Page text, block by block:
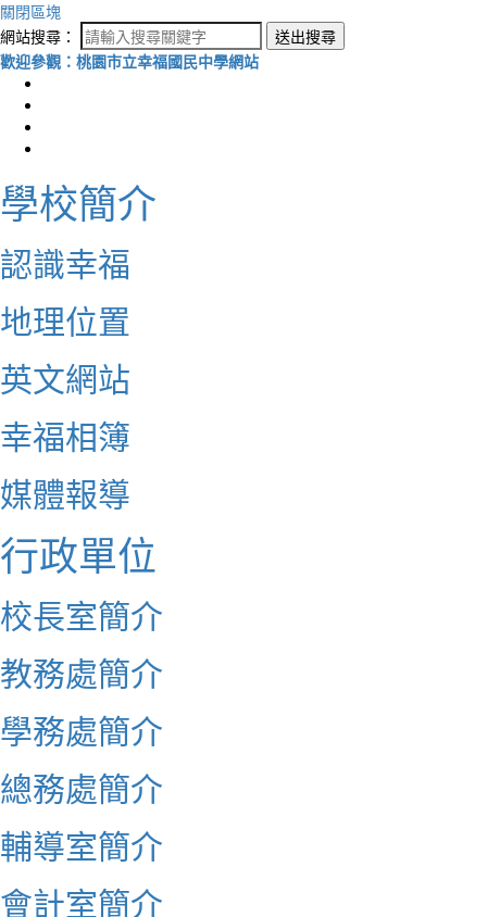
關閉區塊
網站搜尋：
送出搜尋
歡迎參觀：桃園市立幸福國民中學網站
學校簡介
認識幸福
地理位置
英文網站
幸福相簿
媒體報導
行政單位
校長室簡介
教務處簡介
學務處簡介
總務處簡介
輔導室簡介
會計室簡介